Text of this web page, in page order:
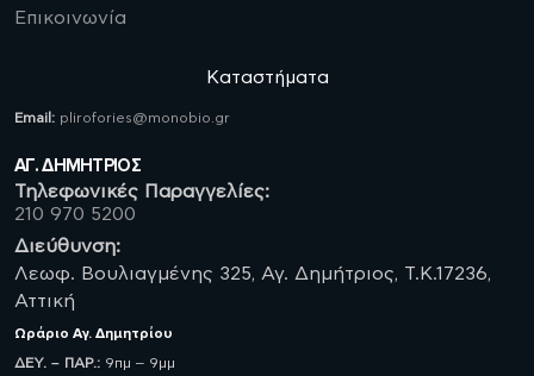
Επικοινωνία
Καταστήματα
Email: plirofories@monobio.gr
ΑΓ. ΔΗΜΗΤΡΙΟΣ
Τηλεφωνικές Παραγγελίες:
210 970 5200
Διεύθυνση:
Λεωφ. Βουλιαγμένης 325, Αγ. Δημήτριος, Τ.Κ.17236,
Αττική
Ωράριο Αγ. Δημητρίου
ΔΕΥ. – ΠΑΡ.: 9πμ – 9μμ